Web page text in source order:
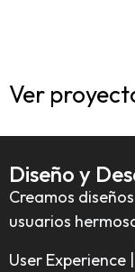
Ver
Diseño y
Creamos
usuarios
User